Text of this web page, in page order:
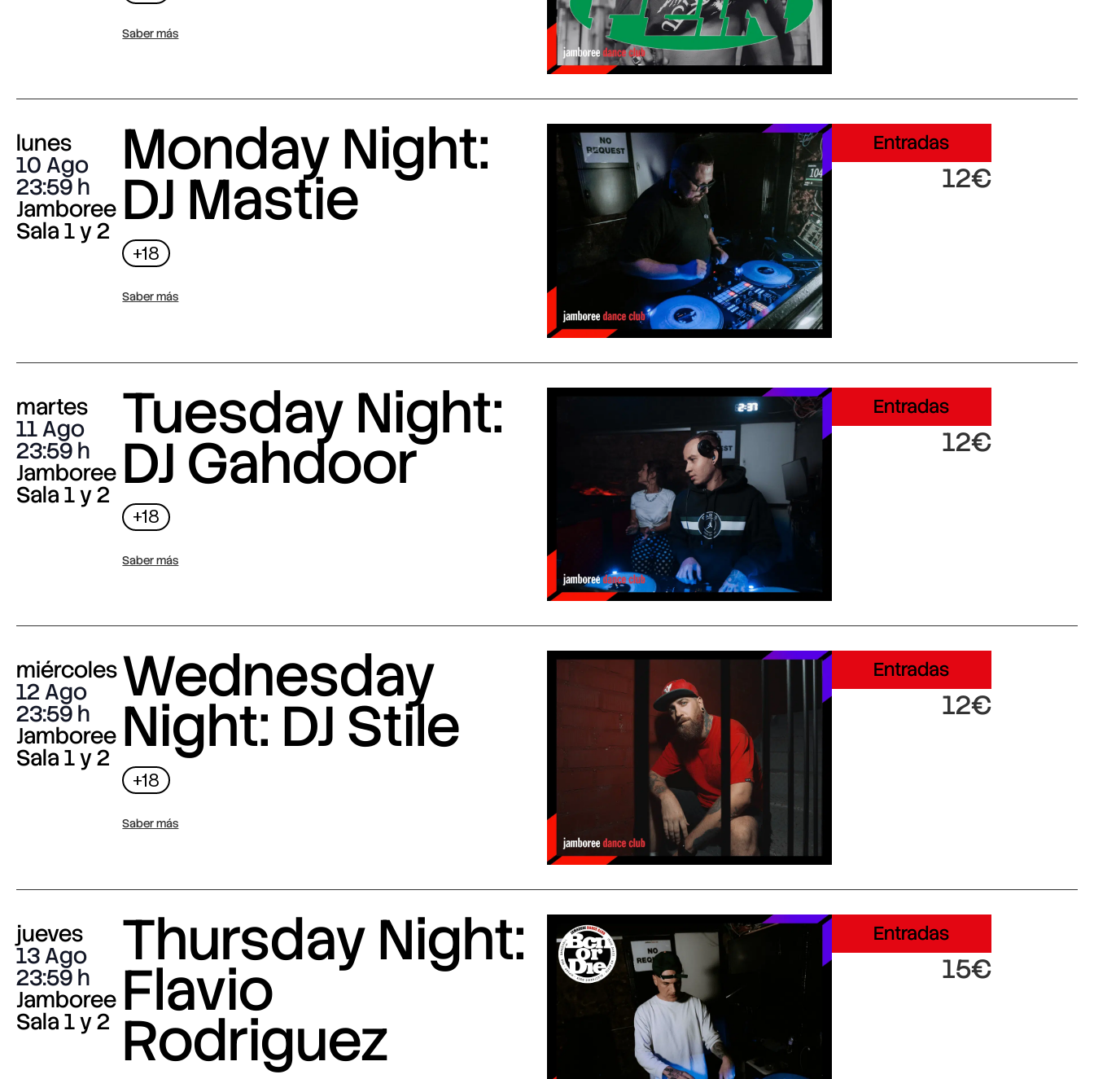
Saber más
lunes
10 Ago
23:59
Jamboree
Sala 1 y 2
Monday Night:
DJ Mastie
+18
Saber más
Entradas
12€
martes
11 Ago
23:59
Jamboree
Sala 1 y 2
Tuesday Night:
DJ Gahdoor
+18
Saber más
Entradas
12€
miércoles
12 Ago
23:59
Jamboree
Sala 1 y 2
Wednesday
Night: DJ Stile
+18
Saber más
Entradas
12€
jueves
13 Ago
23:59
Jamboree
Sala 1 y 2
Thursday Night:
Flavio
Rodriguez
Entradas
15€